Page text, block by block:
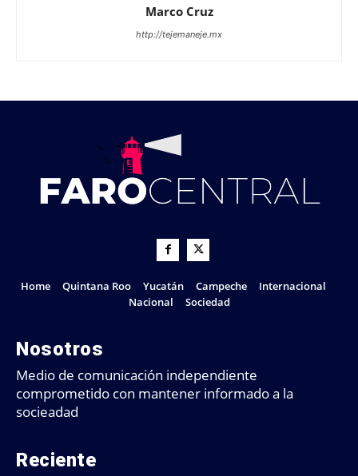
Marco Cruz
http://tejemaneje.mx
Home Quintana Roo Yucatán Campeche
Internacional
Nacional
Sociedad
Nosotros
Medio de comunicación independiente
comprometido con mantener informado a la
socieadad
Reciente